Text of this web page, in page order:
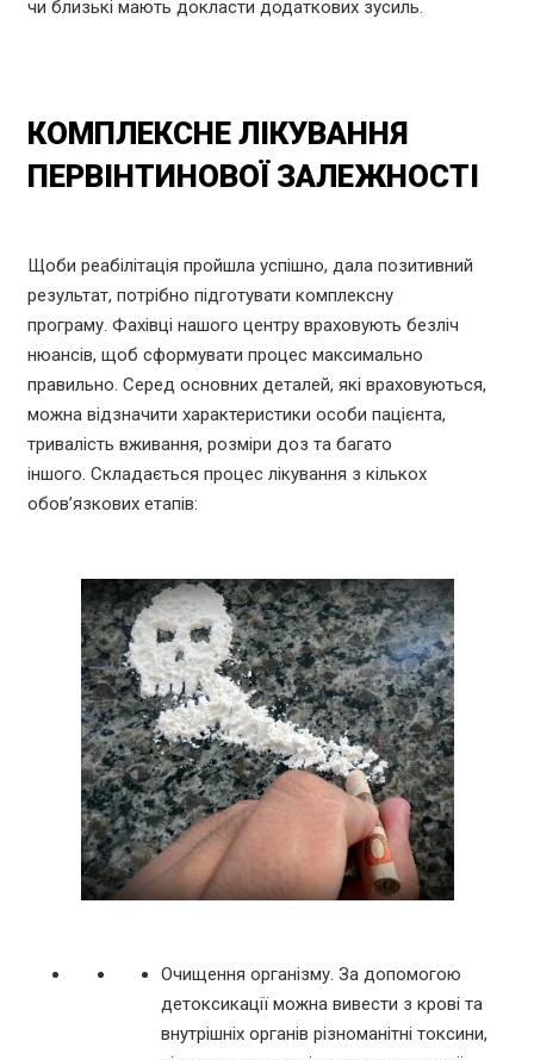
чи близькі мають докласти додаткових зусиль.
КОМПЛЕКСНЕ ЛІКУВАННЯ
ПЕРВІНТИНОВОЇ ЗАЛЕЖНОСТІ
Щоби реабілітація пройшла успішно, дала позитивний
результат, потрібно підготувати комплексну
програму. Фахівці нашого центру враховують безліч
нюансів, щоб сформувати процес максимально
правильно. Серед основних деталей, які враховуються,
можна відзначити характеристики особи пацієнта,
тривалість вживання, розміри доз та багато
іншого. Складається процес лікування з кількох
обов’язкових етапів:
Очищення організму. За допомогою
детоксикації можна вивести з крові та
внутрішніх органів різноманітні токсини,